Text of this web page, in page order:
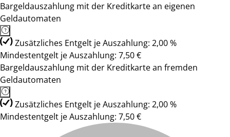
Bargeldauszahlung mit der Kreditkarte an eigenen
Geldautomaten
Zusätzliches Entgelt je Auszahlung: 2,00 %
Mindestentgelt je Auszahlung: 7,50 €
Bargeldauszahlung mit der Kreditkarte an fremden
Geldautomaten
Zusätzliches Entgelt je Auszahlung: 2,00 %
Mindestentgelt je Auszahlung: 7,50 €